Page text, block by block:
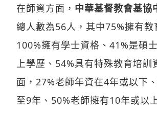
在師資方面， 中華基督教會基協
總人數為56人，其中75%擁有教
100%擁有學士資格、41%是碩
上學歷、54%具有特殊教育培訓
面，27%老師年資在4年或以下
至9年、50%老師擁有10年或以